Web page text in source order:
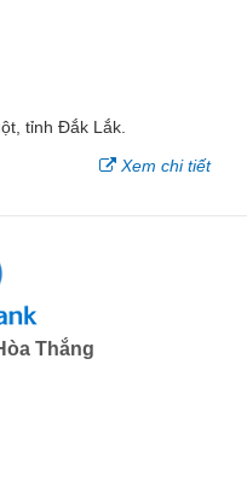
tỉnh Đắk Lắk.
Xem chi tiết
Thắng